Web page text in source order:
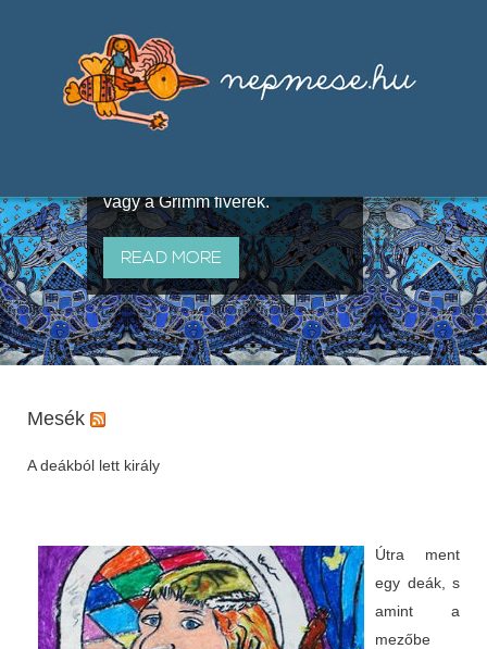
útján terjedő elbeszélésekből,
melyeket olyan ismert gyűjtők
állítottak össze, mint Benedek
vagy a Grimm fivérek.
READ MORE
Mesék
A deákból lett király
Útra ment
egy deák, s
amint a
mezőbe